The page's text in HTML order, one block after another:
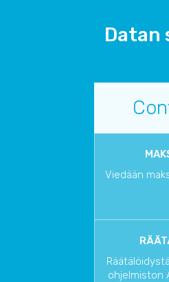
Datan
Viedään
ohjelmiston